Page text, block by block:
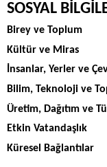
SOSYAL
Birey ve Toplum
Kültür ve Miras
İnsanlar, Yerler ve
Bilim, Teknoloji ve
Üretim, Dağıtım ve
Etkin Vatandaşlık
Küresel Bağlantılar